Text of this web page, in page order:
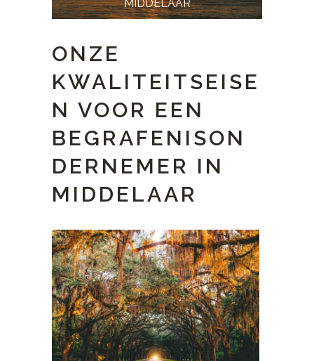
MIDDELAAR
ONZE
KWALITEITSEISE
N VOOR EEN
BEGRAFENISON
DERNEMER IN
MIDDELAAR